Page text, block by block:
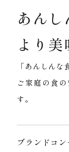
あんし
より美
「あんしんな
ご家庭の食
す。
ブランドコン